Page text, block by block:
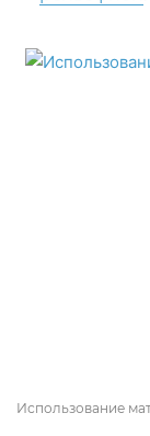
Использование